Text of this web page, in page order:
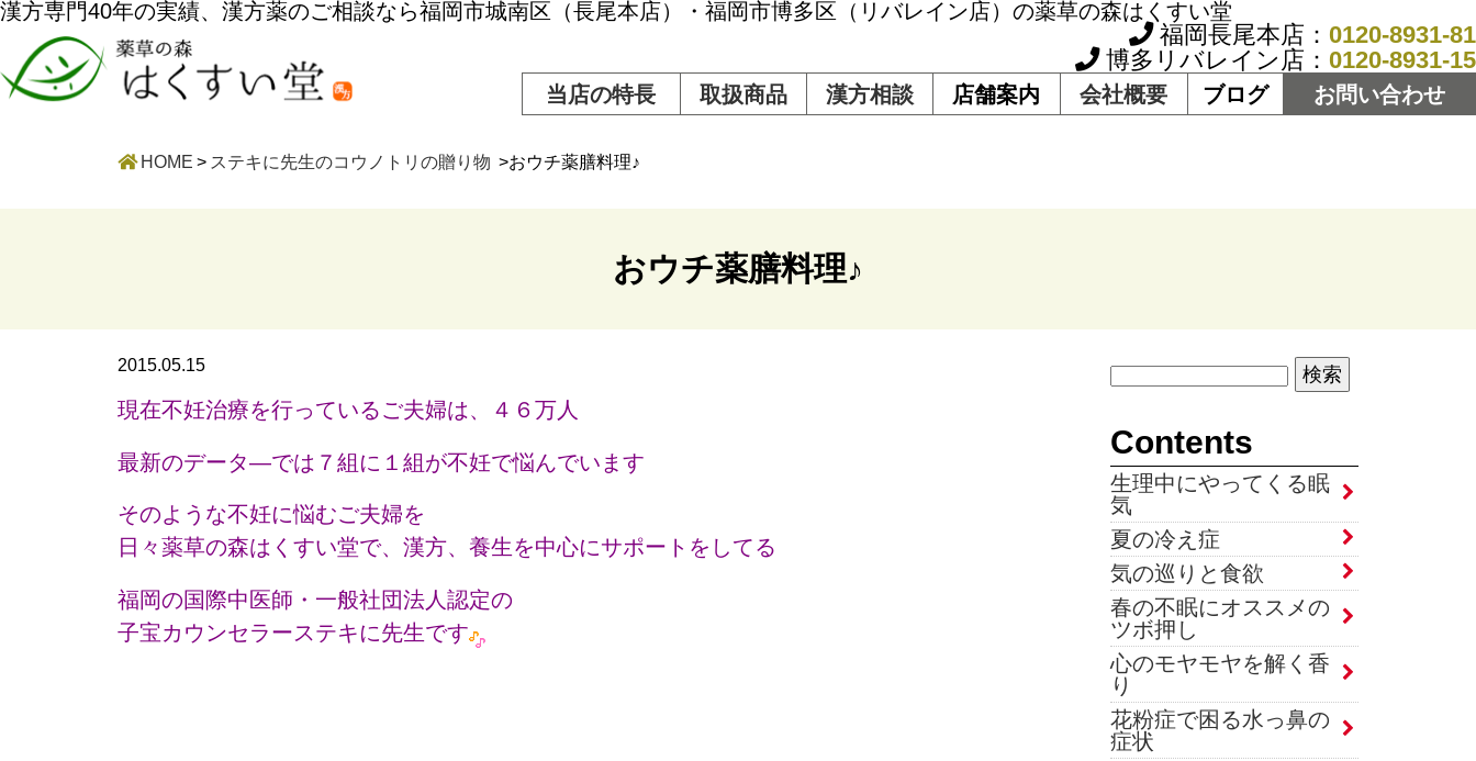
漢方専門40年の実績、漢方薬のご相談なら福岡市城南区（長尾本店）・福岡市博多区（リバレイン店）の薬草の森はくすい堂
福岡長尾本店： 0120-8931-81
博多リバレイン店： 0120-8931-15
当店の特長 取扱商品 漢方相談 店舗案内 会社概要 ブログ お問い合わせ
HOME > ステキに先生のコウノトリの贈り物 >おウチ薬膳料理♪
おウチ薬膳料理♪
2015.05.15
現在不妊治療を行っているご夫婦は、４６万人
最新のデータ―では７組に１組が不妊で悩んでいます
そのような不妊に悩むご夫婦を
日々薬草の森はくすい堂で、漢方、養生を中心にサポートをしてる
福岡の国際中医師・一般社団法人認定の
子宝カウンセラーステキに先生です
Contents
生理中にやってくる眠
気
夏の冷え症
気の巡りと食欲
春の不眠にオススメの
ツボ押し
心のモヤモヤを解く香
り
花粉症で困る水っ鼻の
症状